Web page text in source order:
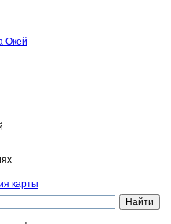
карты